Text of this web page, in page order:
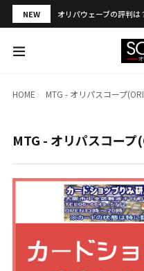
NEW オリパウェーブの評判
HOME MTG - オリパスコープ
MTG - オリパスコープ